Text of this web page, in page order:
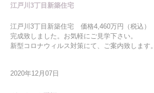
江戸川3丁目新築住宅
江戸川3丁目新築住宅 価格4,460万円（税込）
完成致しました。お気軽にご見学下さい。
新型コロナウィルス対策にて、ご案内致します。
2020年12月07日